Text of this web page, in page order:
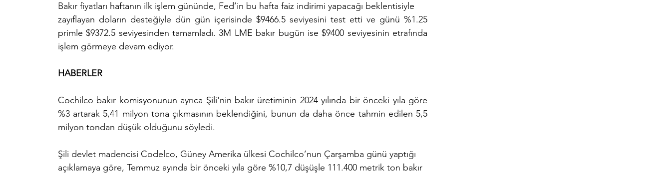
Bakır fiyatları haftanın ilk işlem gününde, Fed’in bu hafta faiz indirimi yapacağı beklentisiyle
zayıflayan doların desteğiyle dün gün içerisinde $9466.5 seviyesini test etti ve günü %1.25
primle $9372.5 seviyesinden tamamladı. 3M LME bakır bugün ise $9400 seviyesinin etrafında
işlem görmeye devam ediyor.
HABERLER
Cochilco bakır komisyonunun ayrıca Şili'nin bakır üretiminin 2024 yılında bir önceki yıla göre
%3 artarak 5,41 milyon tona çıkmasının beklendiğini, bunun da daha önce tahmin edilen 5,5
milyon tondan düşük olduğunu söyledi.
Şili devlet madencisi Codelco, Güney Amerika ülkesi Cochilco’nun Çarşamba günü yaptığı
açıklamaya göre, Temmuz ayında bir önceki yıla göre %10,7 düşüşle 111.400 metrik ton bakır